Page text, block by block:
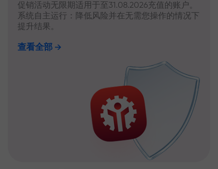
促销活动无限期适用于至31.08.2026充值的账户。
系统自主运行：降低风险并在无需您操作的情况下
提升结果。
查看全部